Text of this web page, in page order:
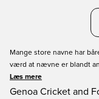
Mange store navne har
værd at nævne er blandt
også have den nye Genoa
tilbyder også tryk til din
Læs mere
Genoa Cricket and